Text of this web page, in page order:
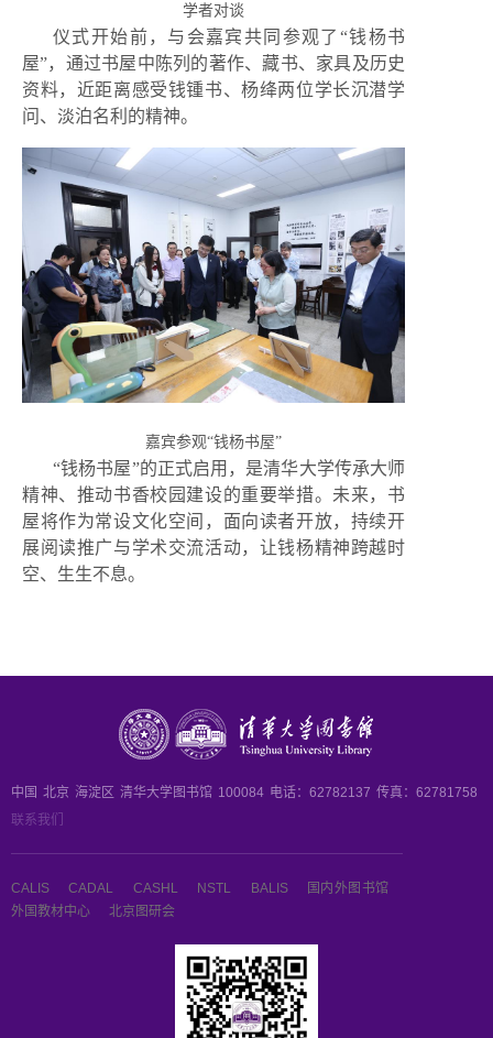
学者对谈
仪式开始前，与会嘉宾共同参观了“钱杨书
屋”，通过书屋中陈列的著作、藏书、家具及历史
资料，近距离感受钱锺书、杨绛两位学长沉潜学
问、淡泊名利的精神。
嘉宾参观“钱杨书屋”
“钱杨书屋”的正式启用，是清华大学传承大师
精神、推动书香校园建设的重要举措。未来，书
屋将作为常设文化空间，面向读者开放，持续开
展阅读推广与学术交流活动，让钱杨精神跨越时
空、生生不息。
中国 北京 海淀区 清华大学图书馆 100084 电话：62782137 传真：62781758
联系我们
CALIS CADAL CASHL NSTL BALIS
国内外图书馆
外国教材中心
北京图研会